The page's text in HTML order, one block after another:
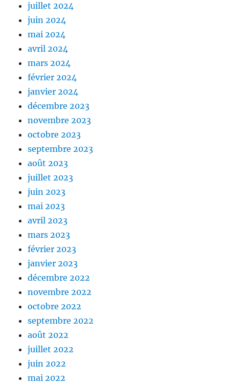
juillet 2024
juin 2024
mai 2024
avril 2024
mars 2024
février 2024
janvier 2024
décembre 2023
novembre 2023
octobre 2023
septembre 2023
août 2023
juillet 2023
juin 2023
mai 2023
avril 2023
mars 2023
février 2023
janvier 2023
décembre 2022
novembre 2022
octobre 2022
septembre 2022
août 2022
juillet 2022
juin 2022
mai 2022